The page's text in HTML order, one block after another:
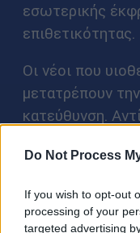
Do Not Process
If you wish to opt-out
processing of your
targeted advertising
εσωτερικής
επιθετικότητας.
Οι νέοι που
μετατρέπουν
κατεύθυνση.
ένα ύφος που
«αυθεντικότητα»